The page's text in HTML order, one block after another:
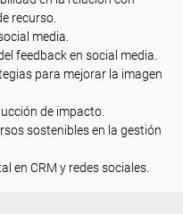
recurso.
media.
feedback en social media.
para mejorar la imagen
de impacto.
sostenibles en la gestión
en CRM y redes sociales.